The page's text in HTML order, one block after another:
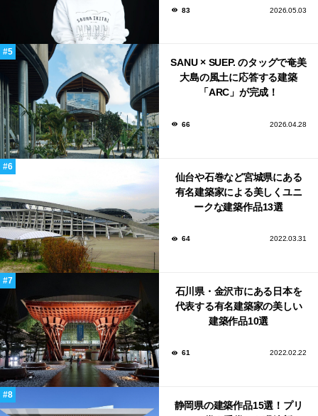
83 2026.05.03
SANU × SUEP. のタッグで奄美
大島の風土に応答する建築
「ARC」が完成！
66 2026.04.28
仙台や石巻など宮城県にある
有名建築家による美しくユニ
ークな建築作品13選
64 2022.03.31
石川県・金沢市にある日本を
代表する有名建築家の美しい
建築作品10選
61 2022.02.22
静岡県の建築作品15選！プリ